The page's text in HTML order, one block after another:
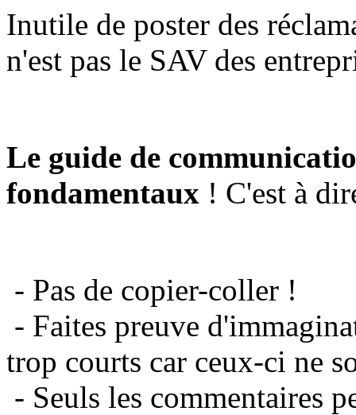
Inutile de poster des
n'est pas le SAV des
Le guide de
fondamentaux ! C'est à
- Pas de copier-coller !
- Faites preuve
trop courts car ceux-ci ne
- Seuls les commentaires